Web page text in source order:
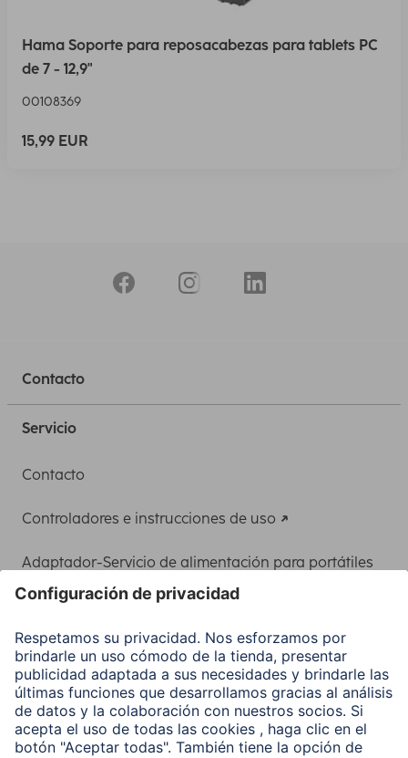
Hama Soporte para reposacabezas para tablets PC
de 7 - 12,9"
00108369
15,99 EUR
Contacto
Servicio
Contacto
Controladores e instrucciones de uso
Adaptador-Servicio de alimentación para portátiles
Clientes online
Conviértete en distribuidor